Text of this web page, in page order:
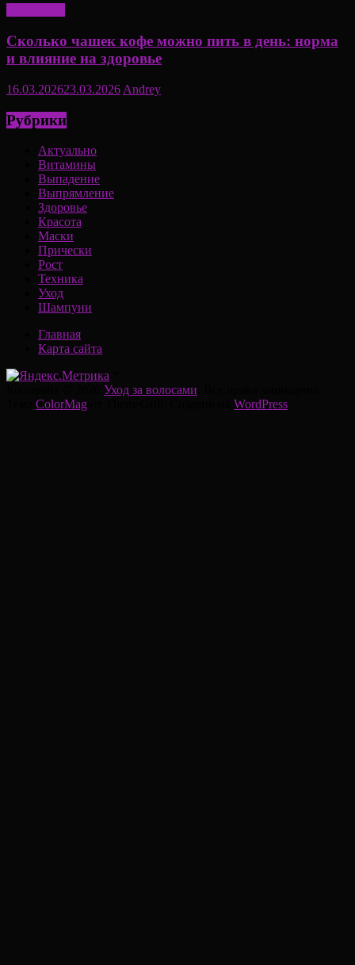
Сколько чашек кофе можно пить в день: норма
и влияние на здоровье
16.03.202623.03.2026 Andrey
Рубрики
Актуально
Витамины
Выпадение
Выпрямление
Здоровье
Красота
Маски
Прически
Рост
Техника
Уход
Шампуни
Главная
Карта сайта
Уход за волосами
ColorMag WordPress